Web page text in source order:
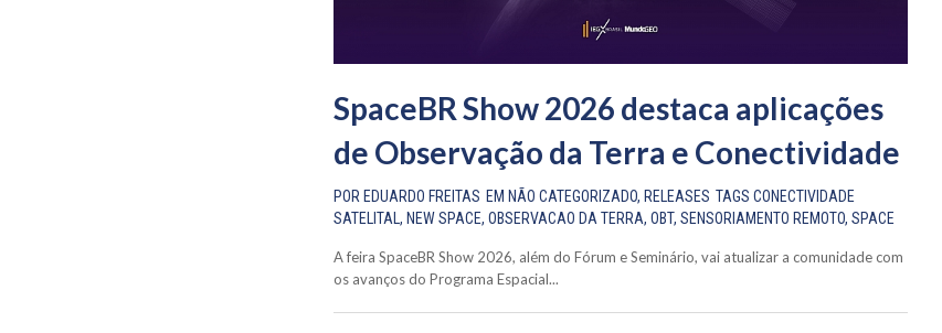
SpaceBR Show 2026 destaca aplicações
de Observação da Terra e Conectividade
POR EDUARDO FREITAS EM NÃO CATEGORIZADO, RELEASES TAGS CONECTIVIDADE
SATELITAL , NEW SPACE, OBSERVACAO DA TERRA, OBT, SENSORIAMENTO REMOTO, SPACE
A feira SpaceBR Show 2026, além do Fórum e Seminário, vai atualizar a comunidade com
os avanços do Programa Espacial...